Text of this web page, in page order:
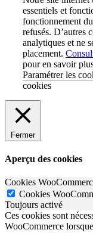
essentiels et
fonctionnement
refusés. D’autres
analytiques et ne
placement.
pour en savoir
Paramétrer les
cookies
Fermer
Aperçu des cookies
Cookies
Cookies
Toujours activé
Ces cookies sont
WooCommerce